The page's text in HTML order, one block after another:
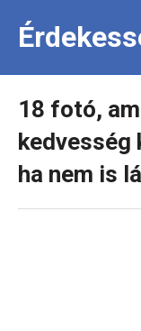
18 fotó,
kedvesség
ha nem is